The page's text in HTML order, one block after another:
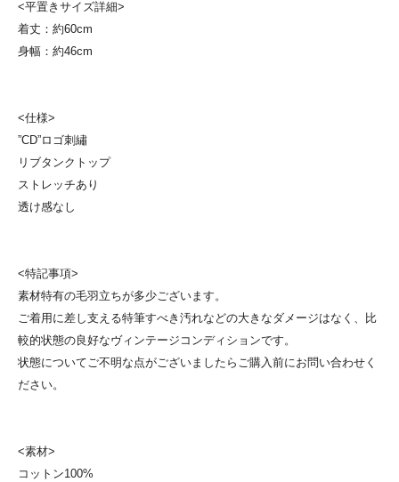
<平置きサイズ詳細>
着丈：約60cm
身幅：約46cm
<仕様>
”CD”ロゴ刺繡
リブタンクトップ
ストレッチあり
透け感なし
<特記事項>
素材特有の毛羽立ちが多少ございます。
ご着用に差し支える特筆すべき汚れなどの大きなダメージはなく、比
較的状態の良好なヴィンテージコンディションです。
状態についてご不明な点がございましたらご購入前にお問い合わせく
ださい。
<素材>
コットン100%